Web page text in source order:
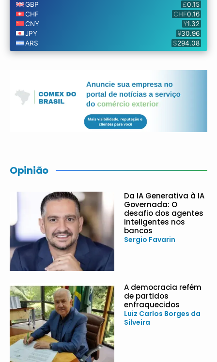
Opinião
Da IA Generativa à IA
Governada: O
desafio dos agentes
inteligentes nos
bancos
Sergio Favarin
A democracia refém
de partidos
enfraquecidos
Luiz Carlos Borges da
Silveira